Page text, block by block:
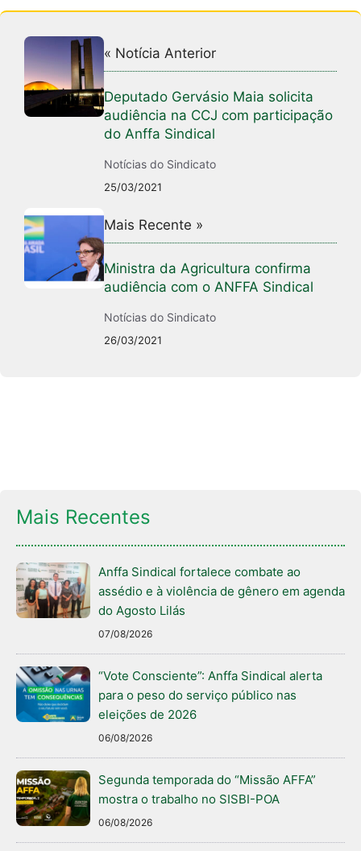
« Notícia Anterior
Deputado Gervásio Maia solicita
audiência na CCJ com participação
do Anffa Sindical
Notícias do Sindicato
25/03/2021
Mais Recente »
Ministra da Agricultura confirma
audiência com o ANFFA Sindical
Notícias do Sindicato
26/03/2021
Mais Recentes
Anffa Sindical fortalece combate ao
assédio e à violência de gênero em agenda
do Agosto Lilás
07/08/2026
“Vote Consciente”: Anffa Sindical alerta
para o peso do serviço público nas
eleições de 2026
06/08/2026
Segunda temporada do “Missão AFFA”
mostra o trabalho no SISBI-POA
06/08/2026